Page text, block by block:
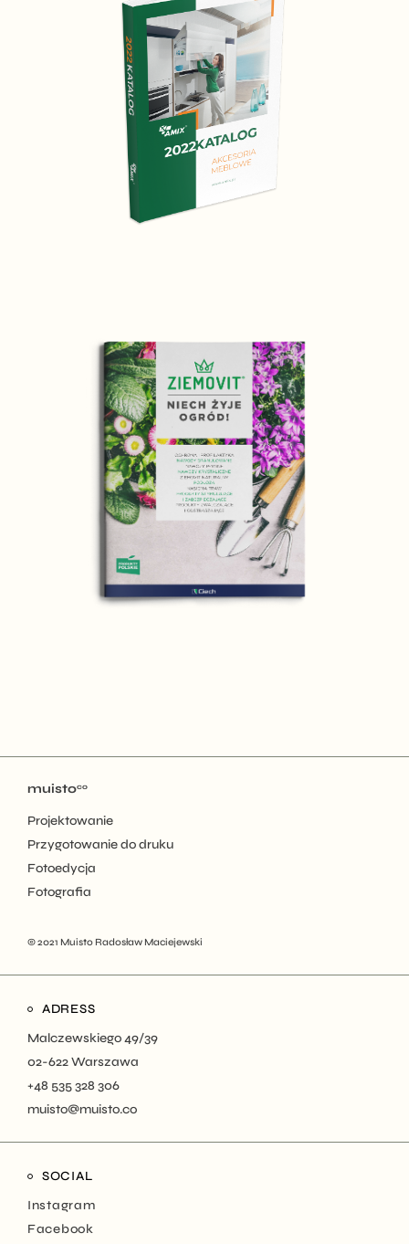
muistoco
Projektowanie
Przygotowanie do druku
Fotoedycja
Fotografia
© 2021 Muisto Radosław Maciejewski
ADRESS
Malczewskiego 49/39
02-622 Warszawa
+48 535 328 306
muisto@muisto.co
SOCIAL
Instagram
Facebook